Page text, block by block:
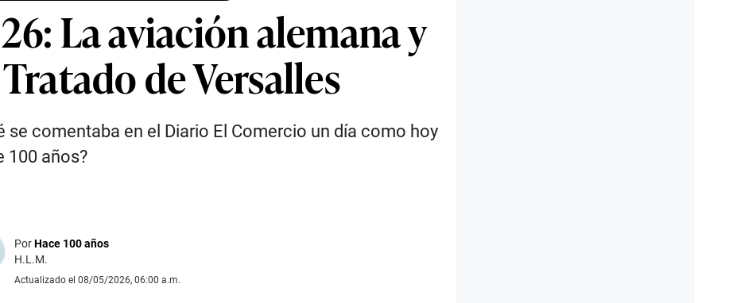
La aviación alemana y
de Versalles
se comentaba en el Diario El Comercio un día como hoy
100 años?
PorHace 100 años
H.L.M.
Actualizado el 08/05/2026, 06:00 a.m.